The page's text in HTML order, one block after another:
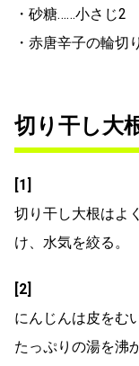
・砂糖……小さじ2
・赤唐辛子の輪切
切り干し大
[1]
切り干し大根はよ
け、水気を絞る。
[2]
にんじんは皮をむ
たっぷりの湯を沸